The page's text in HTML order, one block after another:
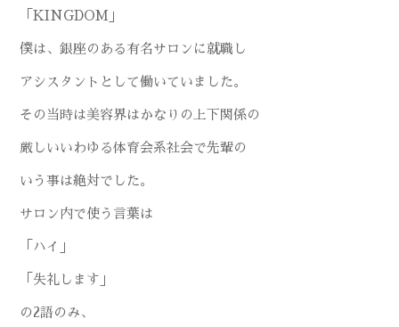
「KINGDOM」
僕は、銀座のある有名サロンに就職し
アシスタントとして働いていました。
その当時は美容界はかなりの上下関係の
厳しいいわゆる体育会系社会で先輩の
いう事は絶対でした。
サロン内で使う言葉は
「ハイ」
「失礼します」
の2語のみ、